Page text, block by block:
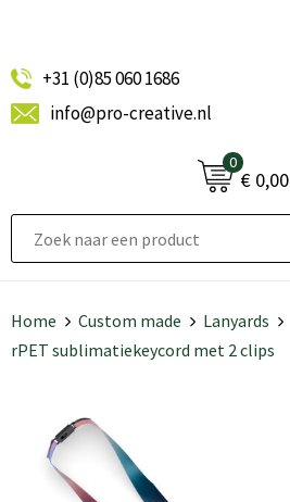
+31 (0)85 060 1686
info@pro-creative.nl
0
€ 0,00
Home Custom made
Lanyards
rPET sublimatiekeycord met 2 clips